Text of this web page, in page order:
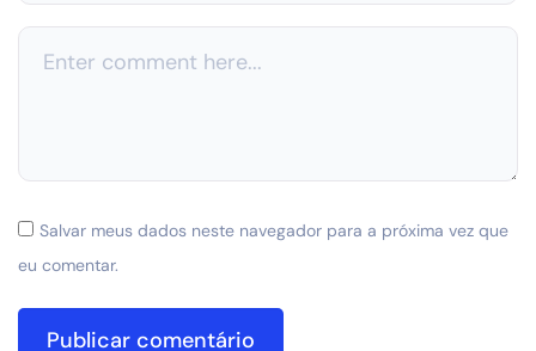
Salvar meus dados neste navegador para a próxima vez que
eu comentar.